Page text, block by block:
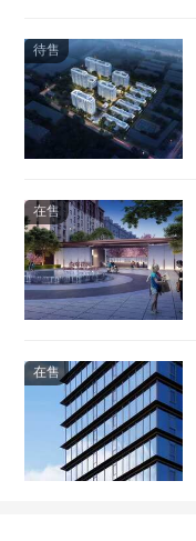
待售
在售
在售